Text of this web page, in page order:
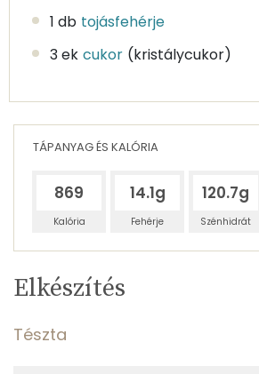
1 db tojásfehérje
3 ek cukor (kristálycukor)
TÁPANYAG ÉS KALÓRIA
869
Kalória
14.1g
Fehérje
120.7g
Szénhidrát
Egy
adagban
TÁPANYAGTARTALOM
Elkészítés
Tészta